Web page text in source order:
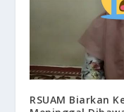
RSUAM Biarkan